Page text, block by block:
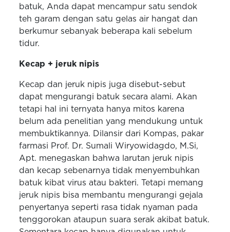
batuk, Anda dapat mencampur satu sendok
teh garam dengan satu gelas air hangat dan
berkumur sebanyak beberapa kali sebelum
tidur.
Kecap + jeruk nipis
Kecap dan jeruk nipis juga disebut-sebut
dapat mengurangi batuk secara alami. Akan
tetapi hal ini ternyata hanya mitos karena
belum ada penelitian yang mendukung untuk
membuktikannya. Dilansir dari Kompas, pakar
farmasi Prof. Dr. Sumali Wiryowidagdo, M.Si,
Apt. menegaskan bahwa larutan jeruk nipis
dan kecap sebenarnya tidak menyembuhkan
batuk kibat virus atau bakteri. Tetapi memang
jeruk nipis bisa membantu mengurangi gejala
penyertanya seperti rasa tidak nyaman pada
tenggorokan ataupun suara serak akibat batuk.